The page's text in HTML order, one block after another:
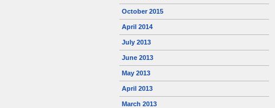
October 2015
April 2014
July 2013
June 2013
May 2013
April 2013
March 2013